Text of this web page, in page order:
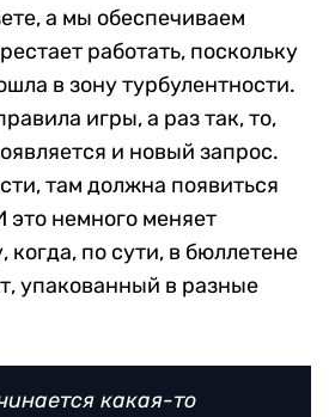
а мы обеспечиваем
работать, поскольку
в зону турбулентности.
игры, а раз так, то,
и новый запрос.
там должна появиться
это немного меняет
по сути, в бюллетене
упакованный в разные
какая-то